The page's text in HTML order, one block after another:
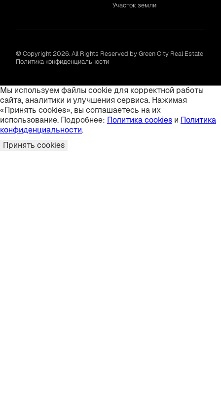
Участок земли
© Copyright 2026. All Rights Reserved by Green City Real Estate
Политика конфиденциальности
Мы используем файлы cookie для корректной работы
сайта, аналитики и улучшения сервиса. Нажимая
«Принять cookies», вы соглашаетесь на их
использование. Подробнее: Политика cookies и Политика
конфиденциальности.
Принять cookies